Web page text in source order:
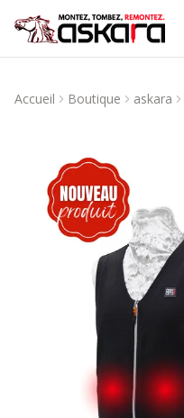
Accueil Boutique askara